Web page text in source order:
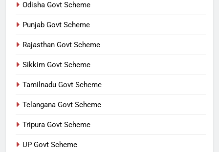
Odisha Govt Scheme
Punjab Govt Scheme
Rajasthan Govt Scheme
Sikkim Govt Scheme
Tamilnadu Govt Scheme
Telangana Govt Scheme
Tripura Govt Scheme
UP Govt Scheme